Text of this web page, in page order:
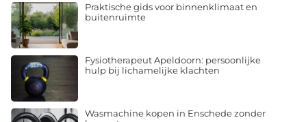
Praktische gids voor binnenklimaat en
buitenruimte
Fysiotherapeut Apeldoorn: persoonlijke
hulp bij lichamelijke klachten
Wasmachine kopen in Enschede zonder